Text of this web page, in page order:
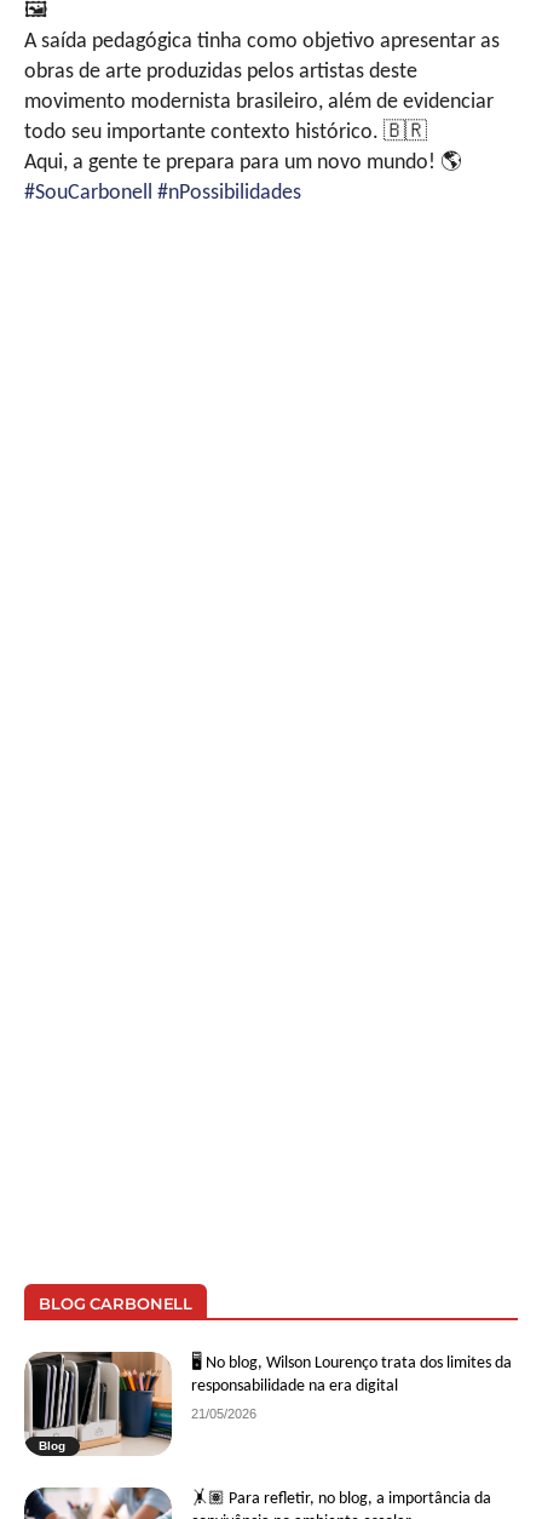
🖼
A saída pedagógica tinha como objetivo apresentar as
obras de arte produzidas pelos artistas deste
movimento modernista brasileiro, além de evidenciar
todo seu importante contexto histórico. 🇧🇷
Aqui, a gente te prepara para um novo mundo! 🌎
#SouCarbonell #nPossibilidades
BLOG CARBONELL
Blog
🖥 No blog, Wilson Lourenço trata dos limites da
responsabilidade na era digital
21/05/2026
🤸🏽 Para refletir, no blog, a importância da